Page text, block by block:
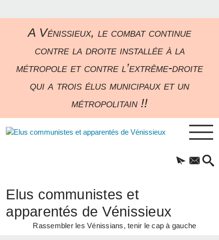
A Vénissieux, le combat continue
contre la droite installée à la
métropole et contre l’extrême-droite
qui a trois élus municipaux et un
métropolitain !!
Elus communistes et
apparentés de Vénissieux
Rassembler les Vénissians, tenir le cap à gauche